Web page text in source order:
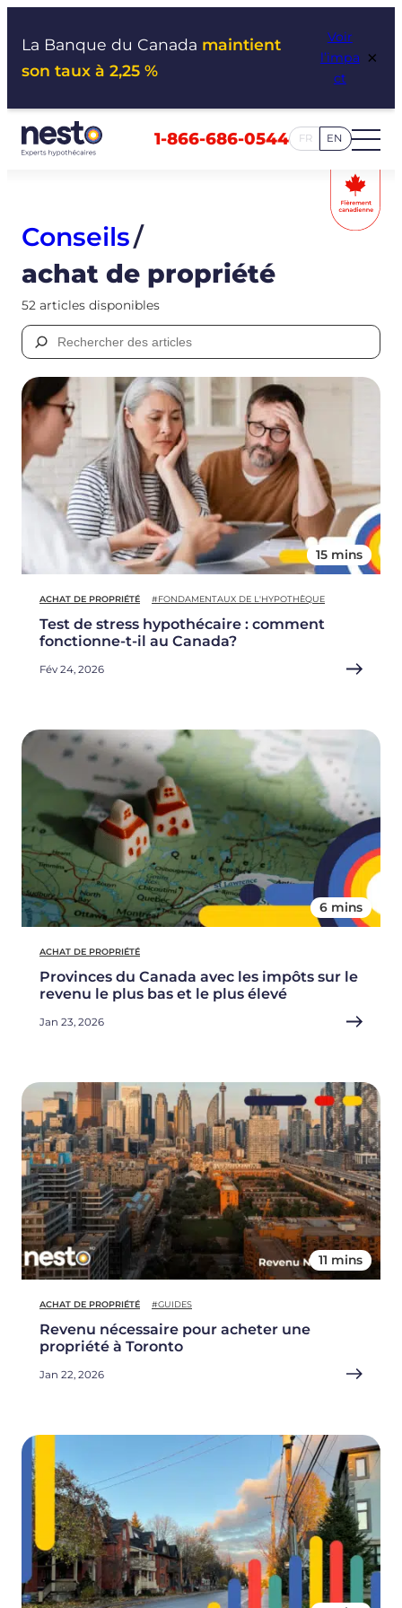
La Banque du Canada maintient
son taux à 2,25 %
Voir
l’impa
ct
×
1-866-686-0544 FR EN
Conseils/
achat de propriété
52 articles disponibles
Rechercher :
15 mins
ACHAT DE PROPRIÉTÉ #FONDAMENTAUX DE L'HYPOTHÈQUE
Test de stress hypothécaire : comment
fonctionne-t-il au Canada?
Fév 24, 2026
6 mins
ACHAT DE PROPRIÉTÉ
Provinces du Canada avec les impôts sur le
revenu le plus bas et le plus élevé
Jan 23, 2026
11 mins
ACHAT DE PROPRIÉTÉ #GUIDES
Revenu nécessaire pour acheter une
propriété à Toronto
Jan 22, 2026